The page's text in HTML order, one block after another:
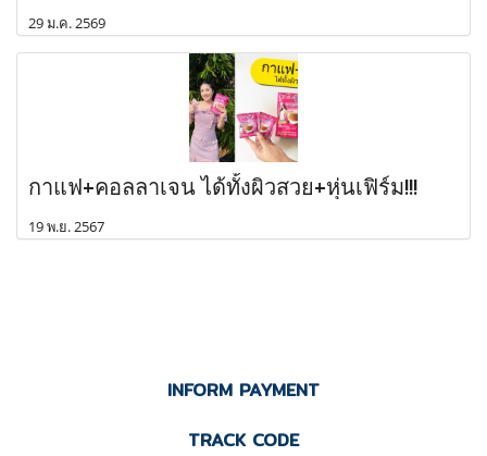
29 ม.ค. 2569
กาแฟ+คอลลาเจน ได้ทั้งผิวสวย+หุ่นเฟิร์ม!!!
19 พ.ย. 2567
INFORM PAYMENT
TRACK CODE